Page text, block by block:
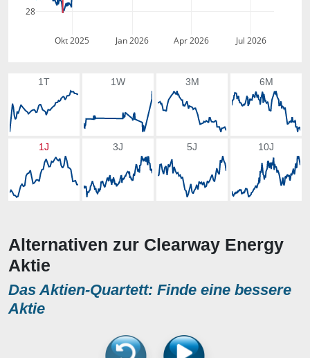
Okt 2025 Jan 2026 Apr 2026 Jul 2026
28
1T 1W 3M 6M
1J 3J 5J 10J
Alternativen zur Clearway Energy
Aktie
Das Aktien-Quartett: Finde eine bessere
Aktie